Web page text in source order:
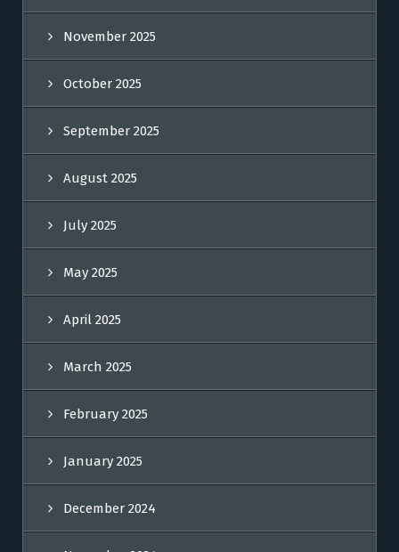
November 2025
October 2025
September 2025
August 2025
July 2025
May 2025
April 2025
March 2025
February 2025
January 2025
December 2024